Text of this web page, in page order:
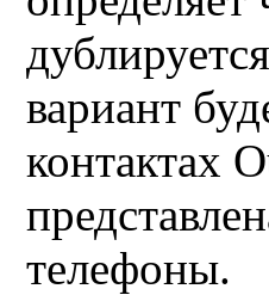
вариант
контактах
телефоны.